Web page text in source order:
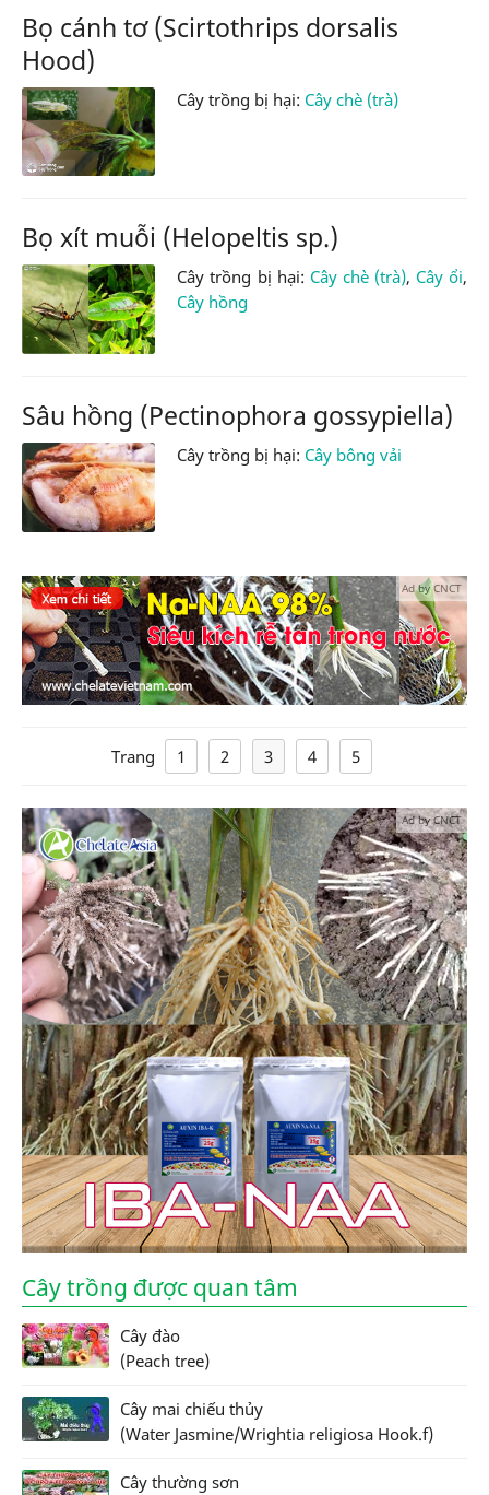
Bọ cánh tơ (Scirtothrips dorsalis
Hood)
Cây trồng bị hại: Cây chè (trà)
Bọ xít muỗi (Helopeltis sp.)
Cây trồng bị hại: Cây chè (trà), Cây ổi,
Cây hồng
Sâu hồng (Pectinophora gossypiella)
Cây trồng bị hại: Cây bông vải
Ad by CNCT
Trang 1 2 3 4 5
Ad by CNCT
Cây trồng được quan tâm
Cây đào
(Peach tree)
Cây mai chiếu thủy
(Water Jasmine/Wrightia religiosa Hook.f)
Cây thường sơn